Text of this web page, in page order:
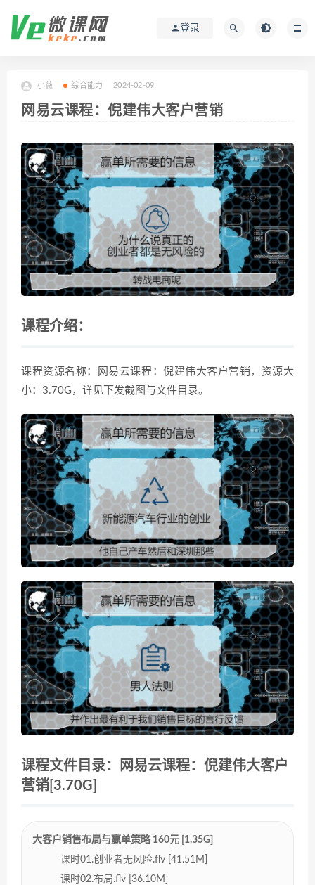
登录
小薇 综合能力 2024-02-09
网易云课程：倪建伟大客户营销
课程介绍：
课程资源名称：网易云课程：倪建伟大客户营销，资源大
小：3.70G，详见下发截图与文件目录。
课程文件目录：网易云课程：倪建伟大客户
营销[3.70G]
大客户销售布局与赢单策略 160元 [1.35G]
课时01.创业者无风险.flv [41.51M]
课时02.布局.flv [36.10M]